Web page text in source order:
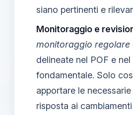
siano pertinenti e
Monitoraggio e
monitoraggio regolare
delineate nel POF e nel
fondamentale. Solo
apportare le
risposta ai